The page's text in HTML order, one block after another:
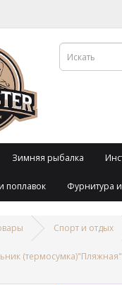
Зимняя рыбалка
поплавок Фурнитура и
Спорт и отдых